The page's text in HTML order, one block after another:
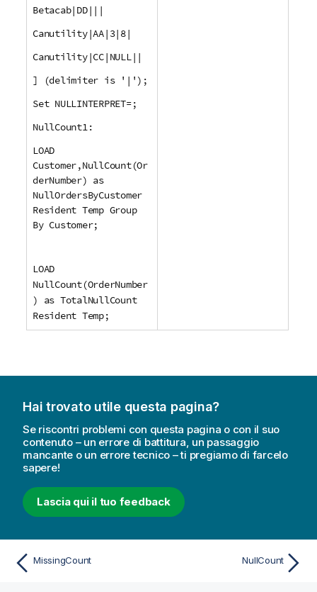
Betacab|DD|||
Canutility|AA|3|8|
Canutility|CC|NULL||
] (delimiter is '|');
Set NULLINTERPRET=;
NullCount1:
LOAD
Customer,NullCount(Or
derNumber) as
NullOrdersByCustomer
Resident Temp Group
By Customer;
LOAD
NullCount(OrderNumber
) as TotalNullCount
Resident Temp;
Hai trovato utile questa pagina?
Se riscontri problemi con questa pagina o con il suo
contenuto – un errore di battitura, un passaggio
mancante o un errore tecnico – ti pregiamo di farcelo
sapere!
Lascia qui il tuo feedback
MissingCount NullCount